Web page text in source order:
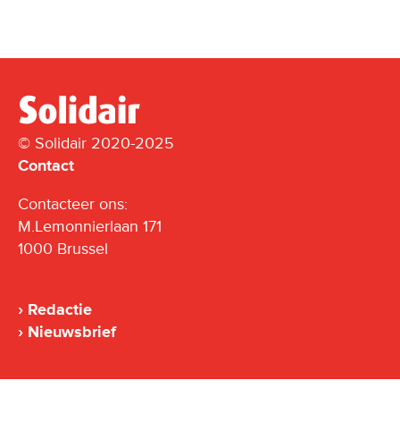
© Solidair 2020-2025
Contact
Contacteer ons:
M.Lemonnierlaan 171
1000 Brussel
Redactie
Nieuwsbrief